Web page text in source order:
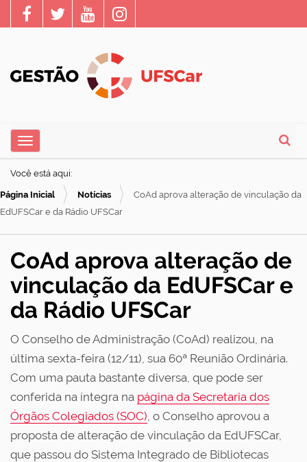
Busca
e
g
Toggle navigation
Você está aqui:
Página Inicial Notícias
CoAd aprova alteração de vinculação da
EdUFSCar e da Rádio UFSCar
CoAd aprova alteração de
vinculação da EdUFSCar e
da Rádio UFSCar
O Conselho de Administração (CoAd) realizou, na
última sexta-feira (12/11), sua 60ª Reunião Ordinária.
Com uma pauta bastante diversa, que pode ser
conferida na íntegra na página da Secretaria dos
Órgãos Colegiados (SOC), o Conselho aprovou a
proposta de alteração de vinculação da EdUFSCar,
que passou do Sistema Integrado de Bibliotecas